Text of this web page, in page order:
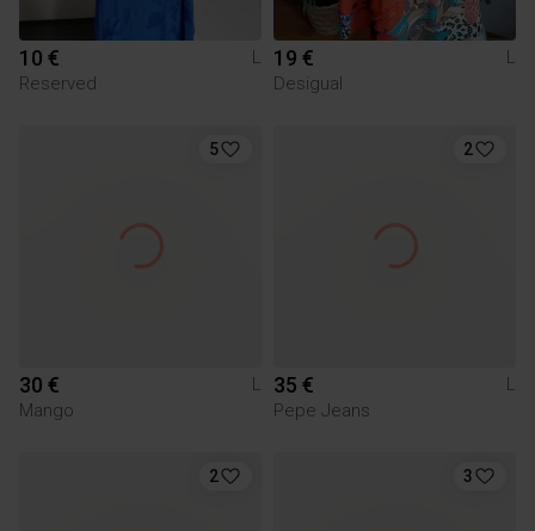
10 €
L
Reserved
19 €
L
Desigual
5
30 €
L
Mango
2
35 €
L
Pepe Jeans
2 3